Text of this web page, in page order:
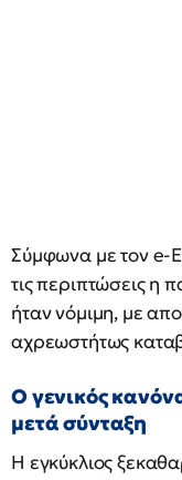
Σύμφωνα με τον e-
τις περιπτώσεις η
ήταν νόμιμη, με
αχρεωστήτως
Ο γενικός
μετά σύνταξη
Η εγκύκλιος